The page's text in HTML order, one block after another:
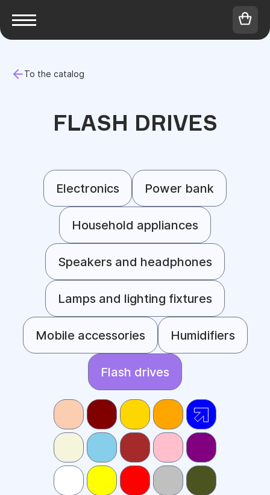
To the catalog
FLASH DRIVES
Electronics Power bank
Household appliances
Speakers and headphones
Lamps and lighting fixtures
Mobile accessories Humidifiers
Flash drives